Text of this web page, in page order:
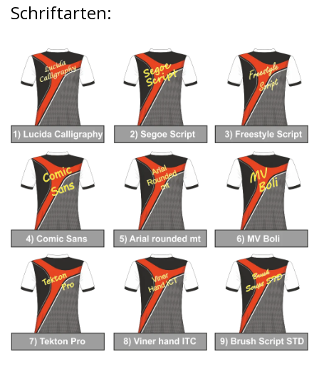
Schriftarten: